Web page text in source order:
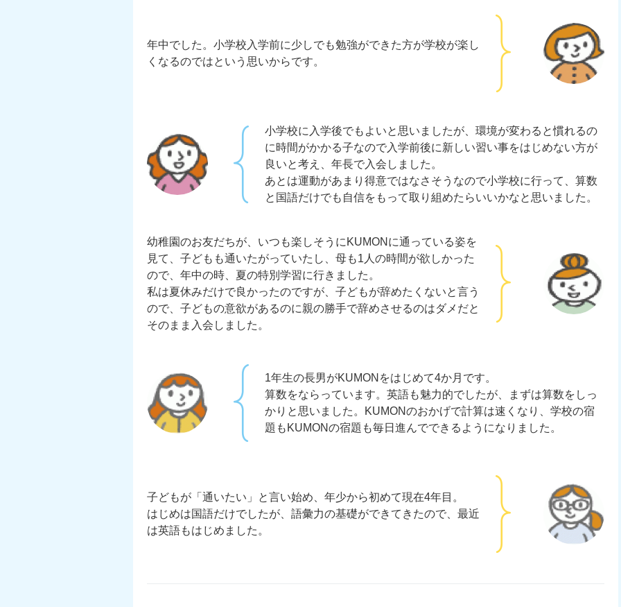
年中でした。小学校入学前に少しでも勉強ができた方が学校が楽し
くなるのではという思いからです。
小学校に入学後でもよいと思いましたが、環境が変わると慣れるの
に時間がかかる子なので入学前後に新しい習い事をはじめない方が
良いと考え、年長で入会しました。
あとは運動があまり得意ではなさそうなので小学校に行って、算数
と国語だけでも自信をもって取り組めたらいいかなと思いました。
幼稚園のお友だちが、いつも楽しそうにKUMONに通っている姿を
見て、子どもも通いたがっていたし、母も1人の時間が欲しかった
ので、年中の時、夏の特別学習に行きました。
私は夏休みだけで良かったのですが、子どもが辞めたくないと言う
ので、子どもの意欲があるのに親の勝手で辞めさせるのはダメだと
そのまま入会しました。
1年生の長男がKUMONをはじめて4か月です。
算数をならっています。英語も魅力的でしたが、まずは算数をしっ
かりと思いました。KUMONのおかげで計算は速くなり、学校の宿
題もKUMONの宿題も毎日進んでできるようになりました。
子どもが「通いたい」と言い始め、年少から初めて現在4年目。
はじめは国語だけでしたが、語彙力の基礎ができてきたので、最近
は英語もはじめました。